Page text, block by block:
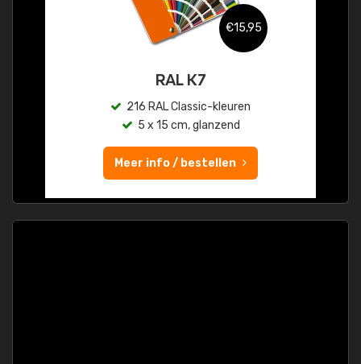
€15,95
RAL K7
216 RAL Classic-kleuren
5 x 15 cm, glanzend
Meer info / bestellen